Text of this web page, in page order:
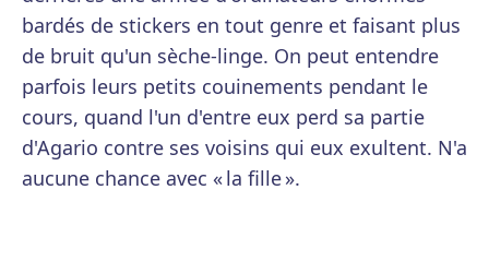
bardés de stickers en tout genre et faisant plus
de bruit qu'un sèche-linge. On peut entendre
parfois leurs petits couinements pendant le
cours, quand l'un d'entre eux perd sa partie
d'Agario contre ses voisins qui eux exultent. N'a
aucune chance avec « la fille ».